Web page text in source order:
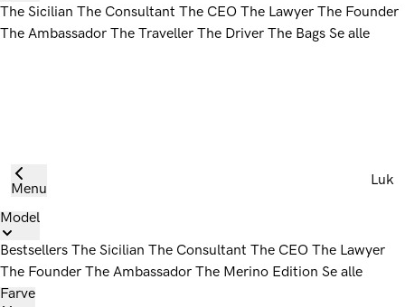
The Sicilian The Consultant The CEO The Lawyer The Founder
The Ambassador The Traveller The Driver The Bags Se alle
Menu
Luk
Model
Bestsellers The Sicilian The Consultant The CEO The Lawyer
The Founder The Ambassador The Merino Edition Se alle
Farve